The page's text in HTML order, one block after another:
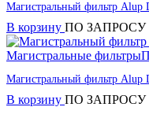
Магистральный фильтр Alup
В корзину ПО ЗАПРОСУ
Магистральные фильтры
Магистральный фильтр Alup
В корзину ПО ЗАПРОСУ